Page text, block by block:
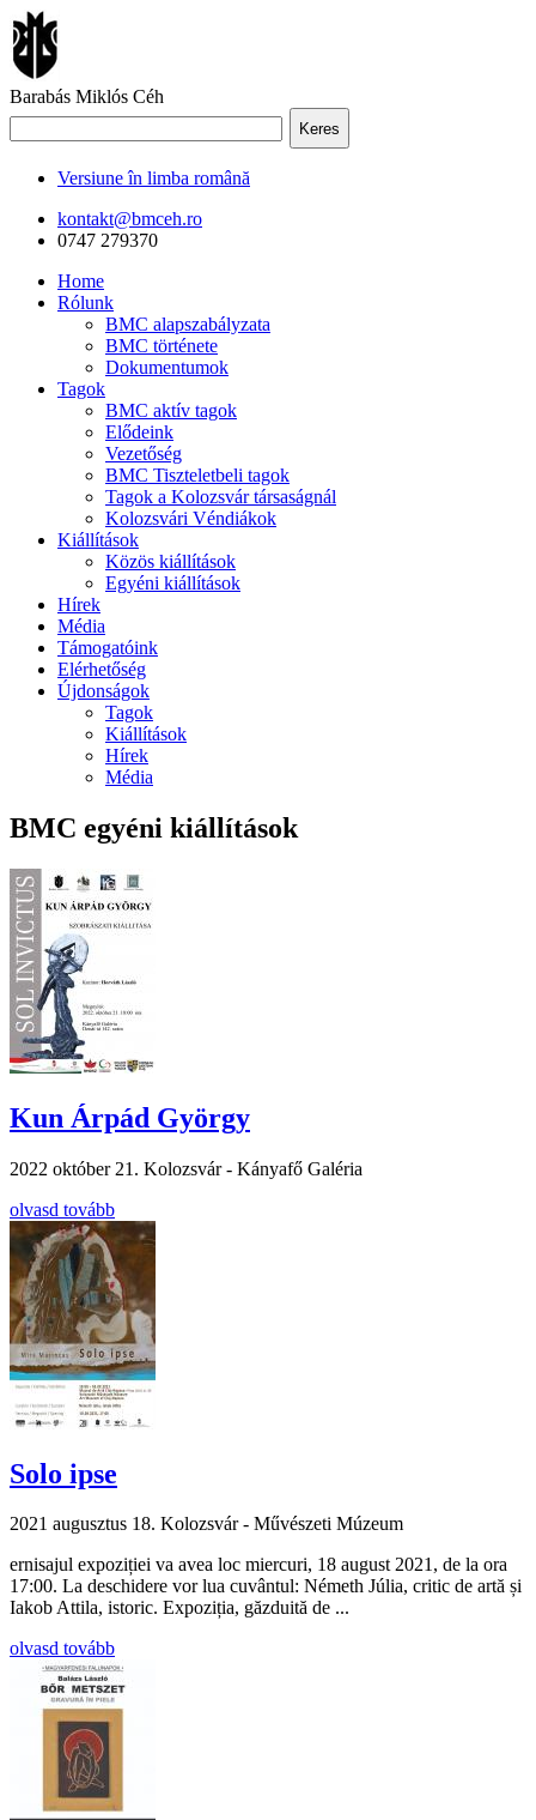
Barabás Miklós Céh
Keres
Versiune în limba română
kontakt@bmceh.ro
0747 279370
Home
Rólunk
BMC alapszabályzata
BMC története
Dokumentumok
Tagok
BMC aktív tagok
Elődeink
Vezetőség
BMC Tiszteletbeli tagok
Tagok a Kolozsvár társaságnál
Kolozsvári Véndiákok
Kiállítások
Közös kiállítások
Egyéni kiállítások
Hírek
Média
Támogatóink
Elérhetőség
Újdonságok
Tagok
Kiállítások
Hírek
Média
BMC egyéni kiállítások
Kun Árpád György
2022 október 21. Kolozsvár - Kányafő Galéria
olvasd tovább
Solo ipse
2021 augusztus 18. Kolozsvár - Művészeti Múzeum
ernisajul expoziției va avea loc miercuri, 18 august 2021, de la ora
17:00. La deschidere vor lua cuvântul: Németh Júlia, critic de artă și
Iakob Attila, istoric. Expoziția, găzduită de ...
olvasd tovább